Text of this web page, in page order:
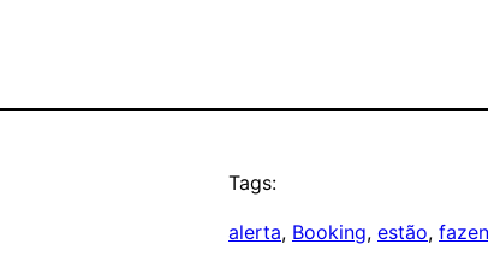
Tags:
alerta, Booking, estão,